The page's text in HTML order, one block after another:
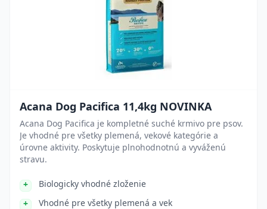
Acana Dog Pacifica 11,4kg NOVINKA
Acana Dog Pacifica je kompletné suché krmivo pre psov.
Je vhodné pre všetky plemená, vekové kategórie a
úrovne aktivity. Poskytuje plnohodnotnú a vyváženú
stravu.
Biologicky vhodné zloženie
Vhodné pre všetky plemená a vek